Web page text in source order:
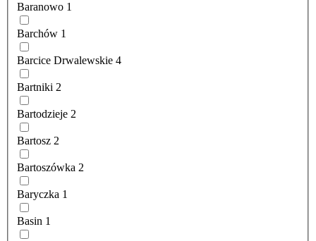
Baranowo 1
Barchów 1
Barcice Drwalewskie 4
Bartniki 2
Bartodzieje 2
Bartosz 2
Bartoszówka 2
Baryczka 1
Basin 1